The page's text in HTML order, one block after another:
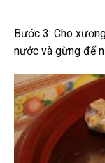
Bước 3: Cho
nước và gừng để